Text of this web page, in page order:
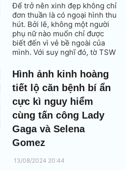
Để trở nên xinh đẹp không chỉ
đơn thuần là có ngoại hình thu
hút. Bởi lẽ, không một người
phụ nữ nào muốn chỉ được
biết đến vì vẻ bề ngoài của
mình. Với suy nghĩ đó, tờ TSW
người phụ nữ quyến rũ nhất
thế giới.
Hình ảnh kinh hoàng
tiết lộ căn bệnh bí ẩn
cực kì nguy hiểm
cùng tấn công Lady
Gaga và Selena
Gomez
13/08/2024 20:44